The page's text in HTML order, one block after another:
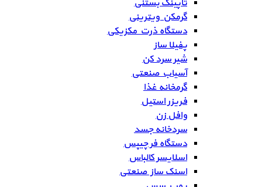
تاپینگ بستنی
گرمکن ویترینی
دستگاه ذرت مکزیکی
پفیلا ساز
شیر سرد کن
آسیاب صنعتی
گرمخانه غذا
فریزر استیل
وافل زن
سردخانه جسد
دستگاه فر چیپس
اسلایسر کالباس
اسنک ساز صنعتی